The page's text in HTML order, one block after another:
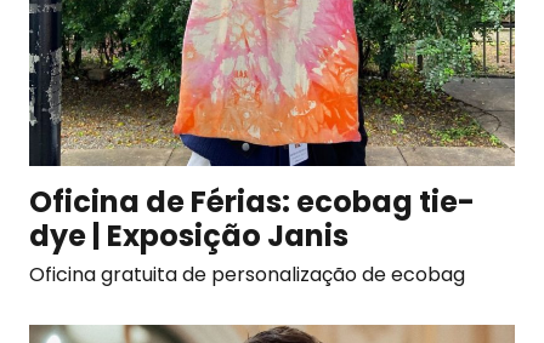
Oficina de Férias: ecobag tie-
dye | Exposição Janis
Oficina gratuita de personalização de ecobag